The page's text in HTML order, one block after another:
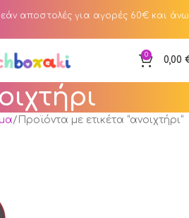
αποστολές για αγορές 60€ και άνω
0 0,00
Προϊόντα με ετικέτα “ανοιχτήρι”